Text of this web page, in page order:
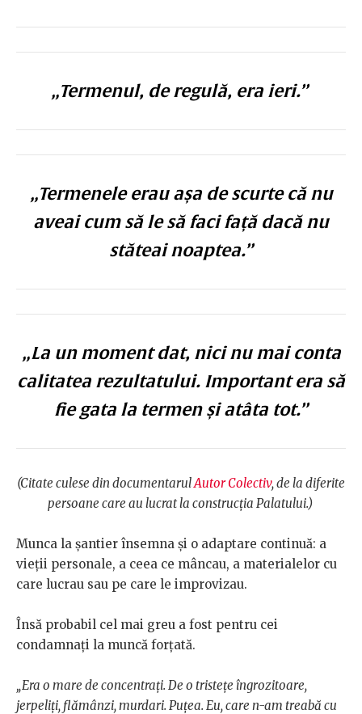
„Termenul, de regulă, era ieri.”
„Termenele erau așa de scurte că nu
aveai cum să le să faci față dacă nu
stăteai noaptea.”
„La un moment dat, nici nu mai conta
calitatea rezultatului. Important era să
fie gata la termen și atâta tot.”
(Citate culese din documentarulAutor Colectiv, de la diferite
persoane care au lucrat la construcția Palatului.)
Munca la șantier însemna și o adaptare continuă: a
vieții personale, a ceea ce mâncau, a materialelor cu
care lucrau sau pe care le improvizau.
Însă probabil cel mai greu a fost pentru cei
condamnați la muncă forțată.
„Era o mare de concentrați. De o tristețe îngrozitoare,
jerpeliți, flămânzi, murdari. Puțea. Eu, care n-am treabă cu